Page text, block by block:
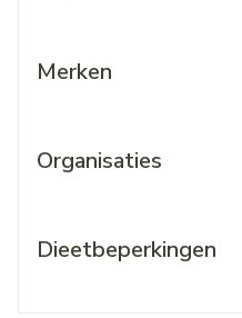
Merken
Organisaties
Dieetbeperkingen